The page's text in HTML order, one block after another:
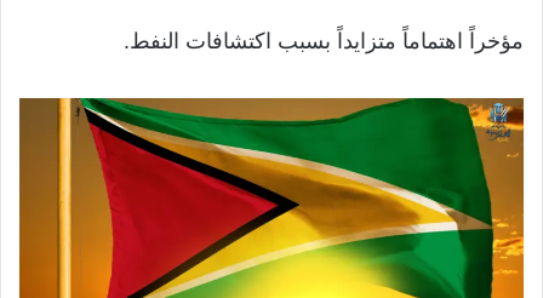
مؤخراً اهتماماً متزايداً بسبب اكتشافات النفط.